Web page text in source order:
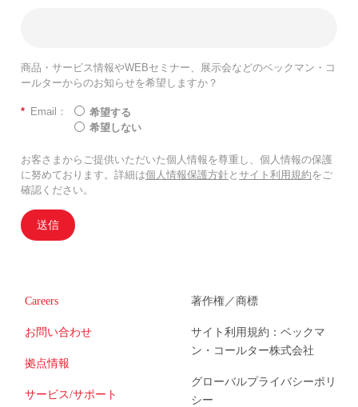
商品・サービス情報やWEBセミナー、展示会などのベックマン・コ
ールターからのお知らせを希望しますか？
* Email：
希望する
希望しない
お客さまからご提供いただいた個人情報を尊重し、個人情報の保護
に努めております。詳細は個人情報保護方針と サイト利用規約をご
確認ください。
送信
Careers
お問い合わせ
拠点情報
サービス/サポート
著作権／商標
サイト利用規約：ベックマ
ン・コールター株式会社
グローバルプライバシーポリ
シー